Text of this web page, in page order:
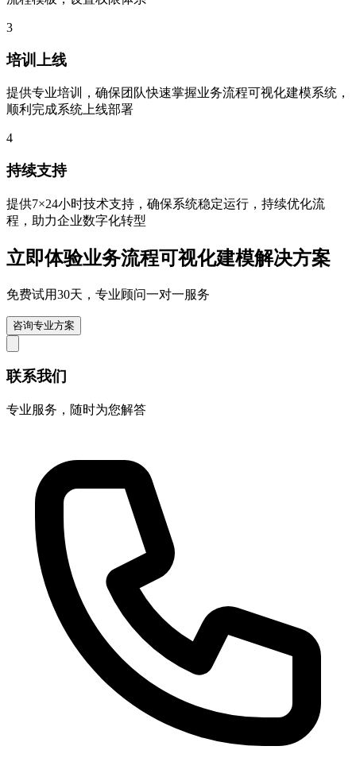
3
培训上线
提供专业培训，确保团队快速掌握业务流程可视化建模系统，
顺利完成系统上线部署
4
持续支持
提供7×24小时技术支持，确保系统稳定运行，持续优化流
程，助力企业数字化转型
立即体验业务流程可视化建模解决方案
免费试用30天，专业顾问一对一服务
咨询专业方案
联系我们
专业服务，随时为您解答